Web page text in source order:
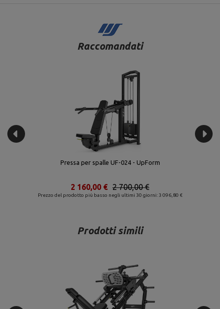
Raccomandati
Macchina Smith (Multi Press) UR-U002 - UpForm
Prezzo del prodotto più basso negli ultimi 30 giorni: 3 335,20 €
3 240,00 €
2 592,00 €
Prodotti simili